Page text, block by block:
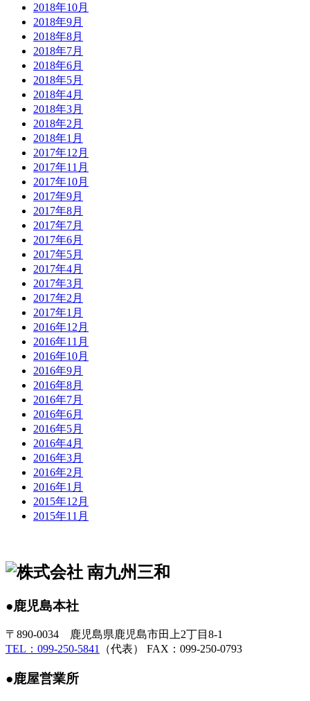
2018年10月
2018年9月
2018年8月
2018年7月
2018年6月
2018年5月
2018年4月
2018年3月
2018年2月
2018年1月
2017年12月
2017年11月
2017年10月
2017年9月
2017年8月
2017年7月
2017年6月
2017年5月
2017年4月
2017年3月
2017年2月
2017年1月
2016年12月
2016年11月
2016年10月
2016年9月
2016年8月
2016年7月
2016年6月
2016年5月
2016年4月
2016年3月
2016年2月
2016年1月
2015年12月
2015年11月
●鹿児島本社
〒890-0034 鹿児島県鹿児島市田上2丁目8-1
TEL：099-250-5841
（代表） FAX：099-250-0793
●鹿屋営業所